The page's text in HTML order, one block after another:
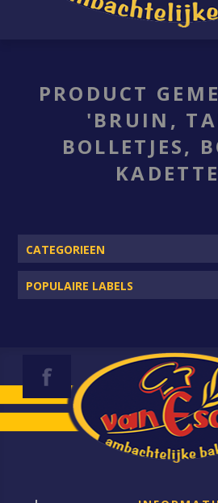
PRODUCT
'BRUIN,
BOLLETJES,
CATEGORIEEN
POPULAIRE LABELS